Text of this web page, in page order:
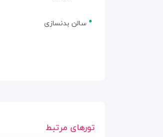
سالن بدنسازی
تورهای مرتبط